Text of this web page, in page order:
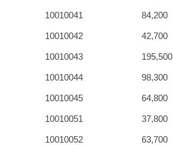
10010041 84,200
10010042 42,700
10010043 195,500
10010044 98,300
10010045 64,800
10010051 37,800
10010052 63,700